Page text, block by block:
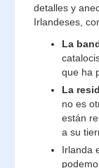
detalles y
Irlandeses,
La
que ha
La
no es
están
a su
Irlanda